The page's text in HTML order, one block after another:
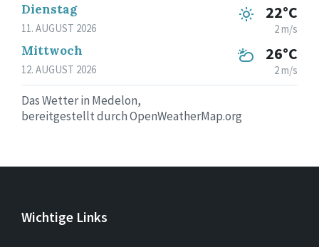
Dienstag
11. AUGUST 2026
22°C
2 m/s
Mittwoch
12. AUGUST 2026
26°C
2 m/s
Das Wetter in Medelon,
bereitgestellt durch OpenWeatherMap.org
Wichtige Links